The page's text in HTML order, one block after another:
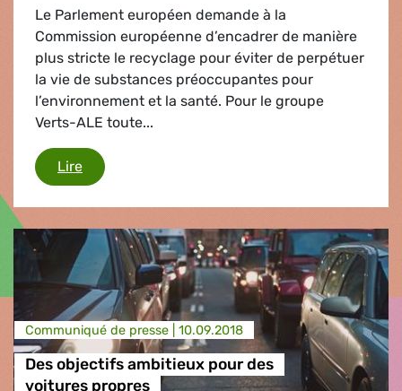
Le Parlement européen demande à la
Commission européenne d’encadrer de manière
plus stricte le recyclage pour éviter de perpétuer
la vie de substances préoccupantes pour
l’environnement et la santé. Pour le groupe
Verts-ALE toute...
LirePas de seconde vie pour les substances
Communiqué de presse | 10.09.2018
Des objectifs ambitieux pour des
voitures propres